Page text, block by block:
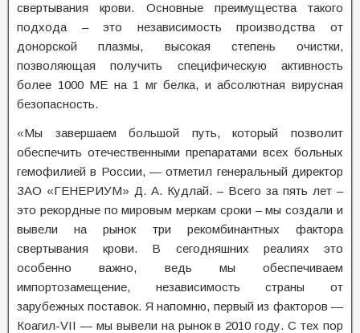
свертывания крови. Основные преимущества такого
подхода – это независимость производства от
донорской плазмы, высокая степень очистки,
позволяющая получить специфическую активность
более 1000 МЕ на 1 мг белка, и абсолютная вирусная
безопасность.
«Мы завершаем большой путь, который позволит
обеспечить отечественными препаратами всех больных
гемофилией в России, — отметил генеральный директор
ЗАО «ГЕНЕРИУМ» Д. А. Кудлай. – Всего за пять лет –
это рекордные по мировым меркам сроки – мы создали и
вывели на рынок три рекомбинантных фактора
свертывания крови. В сегодняшних реалиях это
особенно важно, ведь мы обеспечиваем
импортозамещение, независимость страны от
зарубежных поставок. Я напомню, первый из факторов —
Коагил-VII — мы вывели на рынок в 2010 году. С тех пор